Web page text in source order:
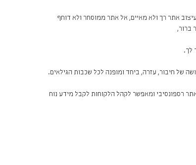
אתר רך ולא מאיים, אל אתר ממוסחר ולא דוחף
ברור,
לך.
של חיבור, עזרה, ביחד ומופנה לכל שכבות הגילאים.
רספונסיבי ומאפשר לקהל הלקוחות לקבל מידע נוח